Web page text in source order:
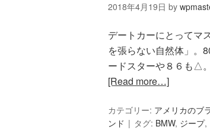
2018年4月19日 by
デートカーにとってマ
を張らない自然体」。
ードスターや８６も△
[Read more…]
カテゴリー: アメリカのブ
ンド
タグ: BMW, ジープ,